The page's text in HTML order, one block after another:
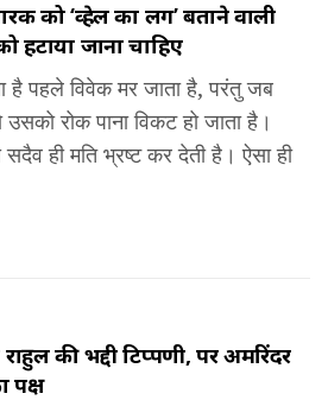
को ‘व्हेल का लिंग’ बताने वाली
हटाया जाना चाहिए
है पहले विवेक मर जाता है, परंतु जब
उसको रोक पाना विकट हो जाता है।
सदैव ही मति भ्रष्ट कर देती है। ऐसा ही
की भद्दी टिप्पणी, पर अमरिंदर
पक्ष